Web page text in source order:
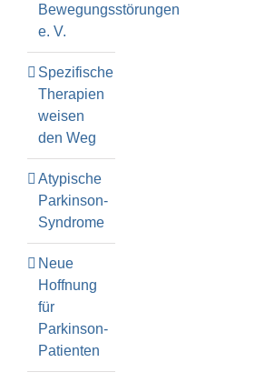
Bewegungsstörungen
e. V.
Spezifische
Therapien
weisen
den Weg
Atypische
Parkinson-
Syndrome
Neue
Hoffnung
für
Parkinson-
Patienten